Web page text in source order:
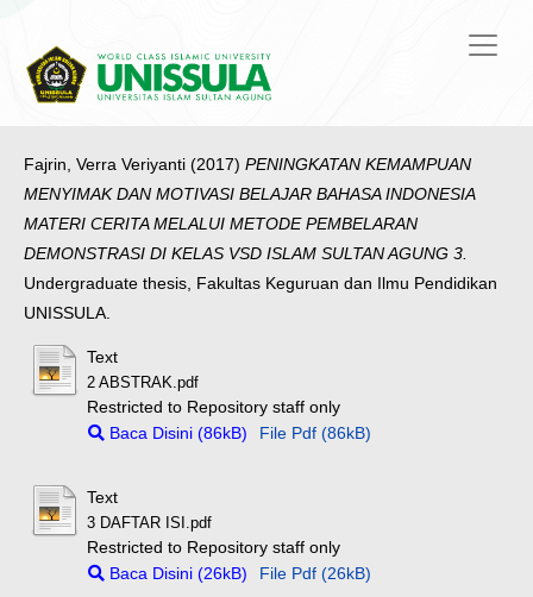
Fajrin, Verra Veriyanti (2017) PENINGKATAN KEMAMPUAN
MENYIMAK DAN MOTIVASI BELAJAR BAHASA INDONESIA
MATERI CERITA MELALUI METODE PEMBELARAN
DEMONSTRASI DI KELAS VSD ISLAM SULTAN AGUNG 3.
Undergraduate thesis, Fakultas Keguruan dan Ilmu Pendidikan
UNISSULA.
Text
2 ABSTRAK.pdf
Restricted to Repository staff only
Baca Disini (86kB)
File Pdf (86kB)
Text
3 DAFTAR ISI.pdf
Restricted to Repository staff only
Baca Disini (26kB)
File Pdf (26kB)